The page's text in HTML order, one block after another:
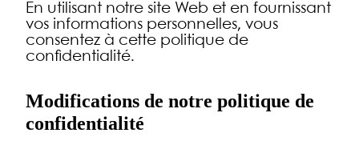
En utilisant notre site Web et en fournissant
vos informations personnelles, vous
consentez à cette politique de
confidentialité.
Modifications de notre politique de
confidentialité